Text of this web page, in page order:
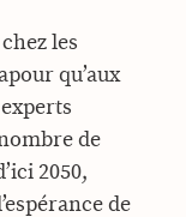
les
qu’aux
de
2050,
de